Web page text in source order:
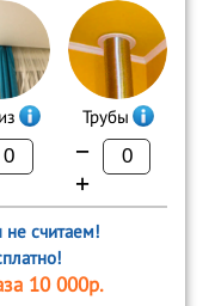
Трубы
−
+
не считаем!
10 000р.